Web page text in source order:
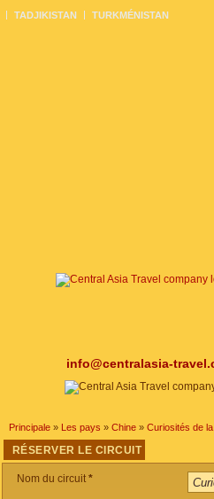
info@centralasia-
TADJIKISTAN TURKMÉNISTAN
Principale » Les pays » Chine » Curiosités de
RÉSERVER LE CIRCUIT
Nom du circuit*